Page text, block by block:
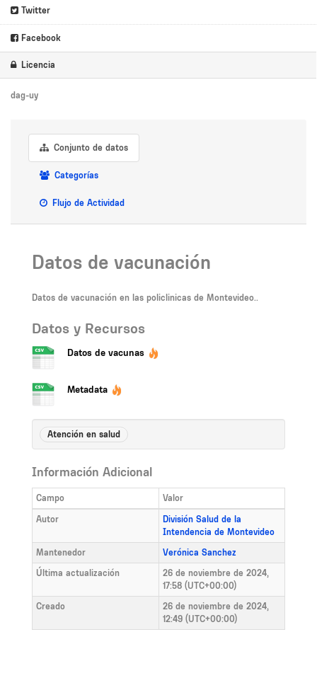
Twitter
Facebook
Licencia
dag-uy
Conjunto de datos
Categorías
Flujo de Actividad
Datos de vacunación
Datos de vacunación en las policlinicas de Montevideo..
Datos y Recursos
Datos de vacunas
Metadata
Atención en salud
Información Adicional
Campo
Valor
Autor
División Salud de la
Intendencia de Montevideo
Mantenedor
Verónica Sanchez
Última actualización
26 de noviembre de 2024,
17:58 (UTC+00:00)
Creado
26 de noviembre de 2024,
12:49 (UTC+00:00)